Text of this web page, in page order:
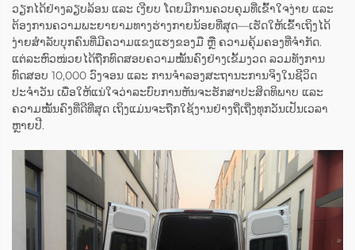
ວຽກໄດ້ຢ່າງລຽບລ້ອນ ແລະ ເງີຍບ ໂດຍມີການຄວບຄຸມທີ່ເຂົ້າໃຈງ່າຍ ແລະ
ຕ້ອງການຄວາມພະຍາຍາມທາງຮ່າງກາຍນ້ອຍທີ່ສຸດ—ເຮັດໃຫ້ເຂົ້າເຖິງໄດ້
ງ່າຍສຳລັບບຸກຄົນທີ່ມີຄວາມແຂງແຮງຂອງມື ຫຼື ຄວາມຄຸ້ມຄອງທີ່ຈຳກັດ.
ແຕ່ລະຫົວໜ່ວຍໄດ້ຖືກທົດສອບຄວາມໝັ້ນຄົງຢ່າງເຂັ້ມງວດ ລວມທັງການ
ທົດສອບ 10,000 ວົງຈອນ ແລະ ການຈຳລອງສະຖານະການຈິງໃນຊີວິດ
ປະຈຳວັນ ເພື່ອໃຫ້ແນ່ໃຈວ່າລະບົບການຫັນຈະຮັກສາປະສິດທິພາບ ແລະ
ຄວາມໝັ້ນຄົງທີ່ດີທີ່ສຸດ ເຖິງແມ່ນຈະຖືກໃຊ້ງານຢ່າງຖີ່ເຖີ່ງທຸກວັນເປັນເວລາ
ຫຼາຍປີ.